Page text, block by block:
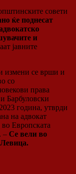
совети
ќе поднесат
и
јавните
измени се врши и
со
права
Барбуловски
година, утврди
на адвокат
Европската
– Се вели во